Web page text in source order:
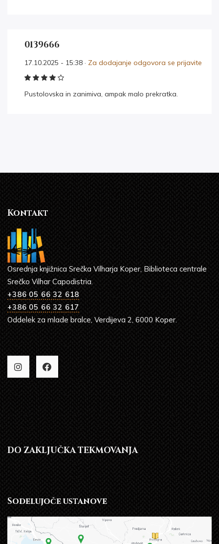
0139666
17.10.2025 - 15:38 · Za dodajanje odgovora se prijavite
Pustolovska in zanimiva, ampak malo prekratka.
Kontakt
Osrednja knjižnica Srečka Vilharja Koper, Biblioteca centrale
Srečko Vilhar Capodistria.
+386 05 66 32 618
+386 05 66 32 617
Oddelek za mlade bralce, Verdijeva 2, 6000 Koper.
DO ZAKLJUČKA TEKMOVANJA
Sodelujoče ustanove